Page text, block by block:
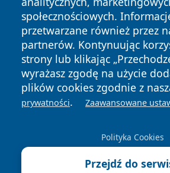
społecznościowych.
przetwarzane również przez
partnerów. Kontynuując
strony lub klikając
wyrażasz zgodę na użycie
plików cookies zgodnie z
prywatności. Zaawansowane
Polityka Cookies
Przejdź do
News Autorzy
Polityka
Prywatności
cześć